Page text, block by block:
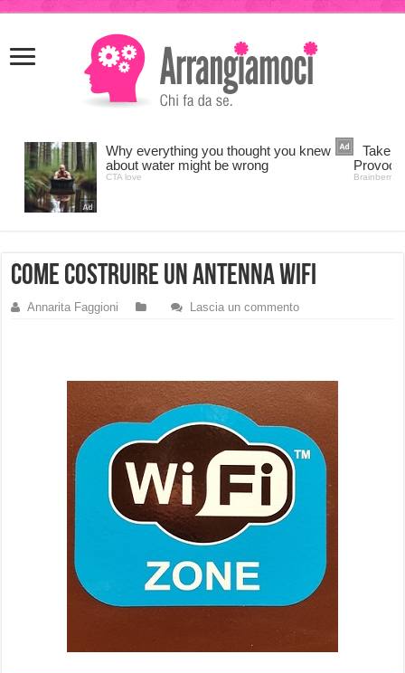
giriş
kingroyal
come costruire un antenna wifi
Annarita Faggioni Lascia un commento